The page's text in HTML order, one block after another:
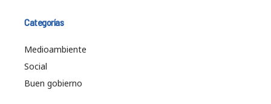
Categorías
Medioambiente
Social
Buen gobierno